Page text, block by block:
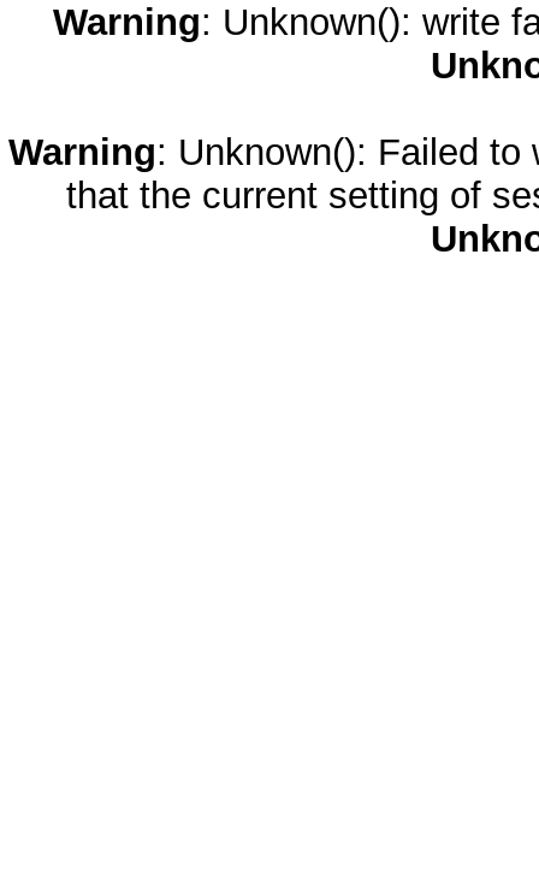
Warning: Unknown(): write
Warning: Unknown(): Failed
that the current setting of